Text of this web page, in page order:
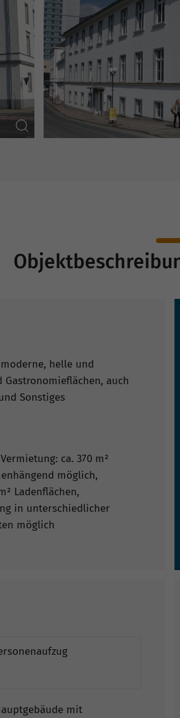
helle und
auch
Sonstiges
ca. 370 m²
möglich,
Ladenflächen,
in unterschiedlicher
möglich
mit